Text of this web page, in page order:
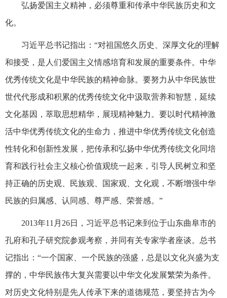
弘扬爱国主义精神，必须尊重和传承中华民族历史和文
化。
习近平总书记指出：“对祖国悠久历史、深厚文化的理解
和接受，是人们爱国主义情感培育和发展的重要条件。中华
优秀传统文化是中华民族的精神命脉。要努力从中华民族世
世代代形成和积累的优秀传统文化中汲取营养和智慧，延续
文化基因，萃取思想精华，展现精神魅力。要以时代精神激
活中华优秀传统文化的生命力，推进中华优秀传统文化创造
性转化和创新性发展，把传承和弘扬中华优秀传统文化同培
育和践行社会主义核心价值观统一起来，引导人民树立和坚
持正确的历史观、民族观、国家观、文化观，不断增强中华
民族的归属感、认同感、尊严感、荣誉感。”
2013年11月26日，习近平总书记来到位于山东曲阜市的
孔府和孔子研究院参观考察，并同有关专家学者座谈。总书
记指出：“一个国家、一个民族的强盛，总是以文化兴盛为支
撑的，中华民族伟大复兴需要以中华文化发展繁荣为条件。
对历史文化特别是先人传承下来的道德规范，要坚持古为今